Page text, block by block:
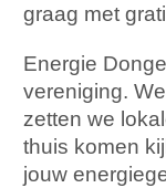
graag met
Energie
vereniging.
zetten we
thuis komen
jouw